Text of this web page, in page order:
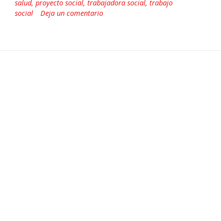
salud, proyecto social, trabajadora social, trabajo
social
Deja un comentario